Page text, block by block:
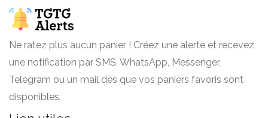
Ne ratez plus aucun panier ! Créez une alerte et recevez
une notification par SMS, WhatsApp, Messenger,
Telegram ou un mail dès que vos paniers favoris sont
disponibles.